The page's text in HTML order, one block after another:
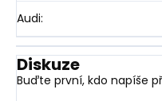
Audi:
Diskuze
Buďte první, kdo napíše